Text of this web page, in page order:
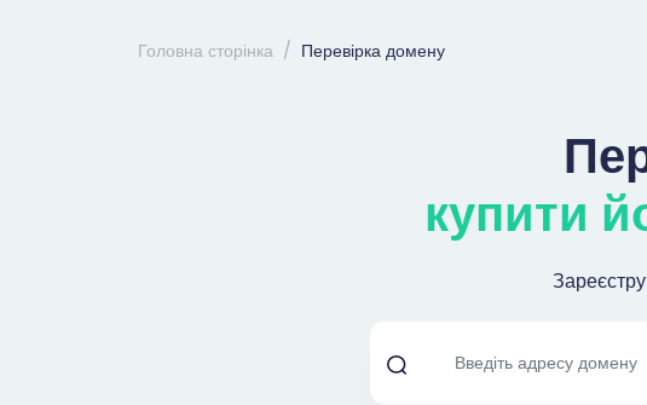
Головна сторінка Перевірка домену
купити